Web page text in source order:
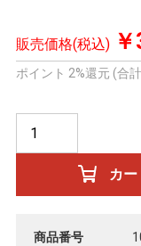
販売価格(税込)
ポイント 2%還元 (合
商品番号